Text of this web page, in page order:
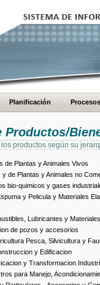
Planificación Procesos
productos según su
de Plantas y Animales Vivos
de Plantas y Animales no
bio-quimicos y gases
y Pelicula y Materiales
Lubricantes y
de pozos y accesorios
Pesca, Silvicultura y
y Edificacion
y Transformacion
para Manejo,